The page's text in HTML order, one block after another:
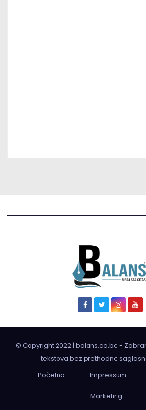
© Copyright 2022 | balans.co.ba -
tekstova bez prethodne
Početna
Impressum
Marketing